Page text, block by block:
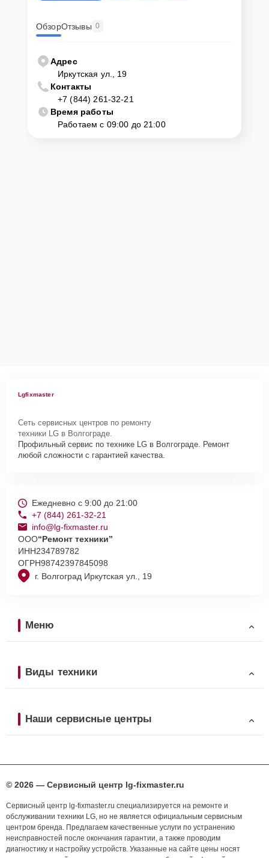
ОбзорОтзывы 0
Адрес
Иркутская ул., 19
Контакты
+7 (844) 261-32-21
Время работы
Работаем с 09:00 до 21:00
Lgfixmaster
Сеть сервисных центров по ремонту
техники LG в Волгограде.
Профильный сервис по технике LG в Волгограде. Ремонт
любой сложности с гарантией качества.
г. Волгоград Иркутская ул., 19
Ежедневно с 9:00 до 21:00
+7 (844) 261-32-21
info@lg-fixmaster.ru
ООО“Ремонт техники”
ИНН234789782
ОГРН98742397845098
Меню
Виды техники
Наши сервисные центры
© 2026 — Сервисный центр lg-fixmaster.ru
Сервисный центр lg-fixmaster.ru специализируется на ремонте и
обслуживании техники LG, но не является официальным сервисным
центром бренда. Предлагаем качественные услуги по устранению
неисправностей после окончания гарантии, а также проводим
диагностику и настройку устройств. Указанные на сайте цены носят